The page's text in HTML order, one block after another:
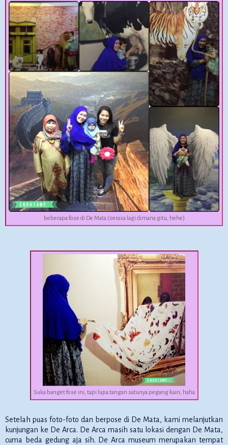
beberapa fose di De Mata (serasa lagi dimana gitu, hehe)
Suka banget fose ini, tapi lupa tangan satunya pegang kain, haha
Setelah puas foto-foto dan berpose di De Mata, kami melanjutkan
kunjungan ke De Arca. De Arca masih satu lokasi dengan De Mata,
cuma beda gedung aja sih. De Arca museum merupakan tempat